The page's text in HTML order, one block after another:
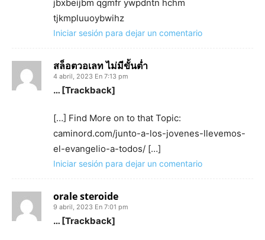
jbxbeijbm qgmfr ywpdntn hchm
tjkmpluuoybwihz
Iniciar sesión para dejar un comentario
สล็อตวอเลท ไม่มีขั้นต่ำ
4 abril, 2023 En 7:13 pm
… [Trackback]
[…] Find More on to that Topic:
caminord.com/junto-a-los-jovenes-llevemos-
el-evangelio-a-todos/ […]
Iniciar sesión para dejar un comentario
orale steroide
9 abril, 2023 En 7:01 pm
… [Trackback]